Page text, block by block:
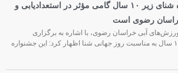
حسین گرایلی: جشنواره شنای زیر ۱۰ سال گامی مؤثر در استعدادیابی و
رضوی است
آبی خراسان رضوی، با اشاره به برگزاری
جشنواره شنای پسران زیر ۱۰ سال به مناسبت روز جهانی شنا اظهار کرد: این جشنواره